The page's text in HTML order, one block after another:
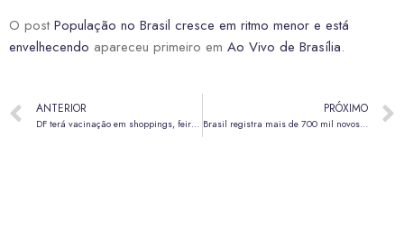
O post População no Brasil cresce em ritmo menor e está
envelhecendo apareceu primeiro em Ao Vivo de Brasília.
ANTERIOR
DF terá vacinação em shoppings, feira e outras 46 UBSs neste sábado (18)
PRÓXIMO
Brasil registra mais de 700 mil novos casos de câncer por ano; cerca 40% podem ser prevenidos